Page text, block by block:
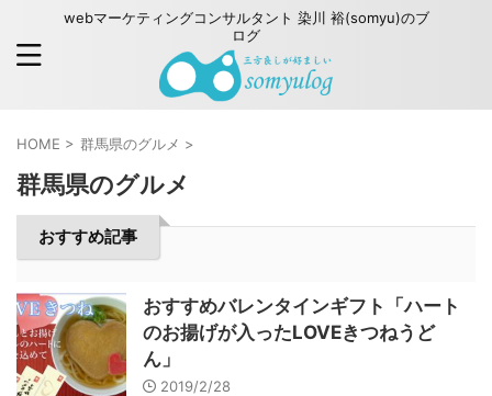
webマーケティングコンサルタント 染川 裕(somyu)のブ
ログ
HOME > 群馬県のグルメ >
群馬県のグルメ
おすすめ記事
おすすめバレンタインギフト「ハート
のお揚げが入ったLOVEきつねうど
ん」
2019/2/28